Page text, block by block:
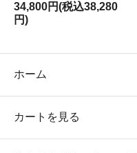
34,800円(税込38,280
円)
ホーム
カートを見る